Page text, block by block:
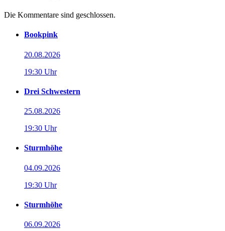
Die Kommentare sind geschlossen.
Bookpink
20.08.2026
19:30 Uhr
Drei Schwestern
25.08.2026
19:30 Uhr
Sturmhöhe
04.09.2026
19:30 Uhr
Sturmhöhe
06.09.2026